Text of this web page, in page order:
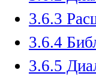
3.6.3
3.6.4
3.6.5